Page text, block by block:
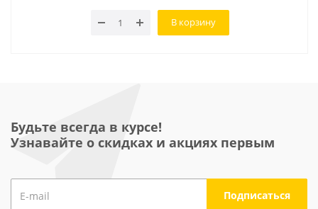
В корзину
Будьте всегда в курсе!
Узнавайте о скидках и акциях первым